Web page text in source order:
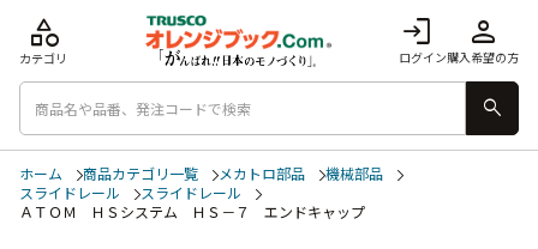
login
ログイン
person
購入希望の方
category
カテゴリ
search
ホーム 商品カテゴリ一覧 メカトロ部品
機械部品
スライドレール
スライドレール
ＡＴＯＭ ＨＳシステム ＨＳ－７ エンドキャップ